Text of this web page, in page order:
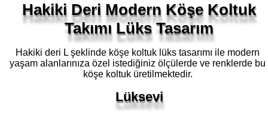
Hakiki Deri Modern Köşe Koltuk
Takımı Lüks Tasarım
Hakiki deri L şeklinde köşe koltuk lüks tasarımı ile modern
yaşam alanlarınıza özel istediğiniz ölçülerde ve renklerde bu
köşe koltuk üretilmektedir.
Lüksevi